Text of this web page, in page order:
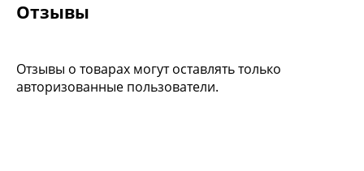
Отзывы
Отзывы о товарах могут оставлять только
авторизованные пользователи.